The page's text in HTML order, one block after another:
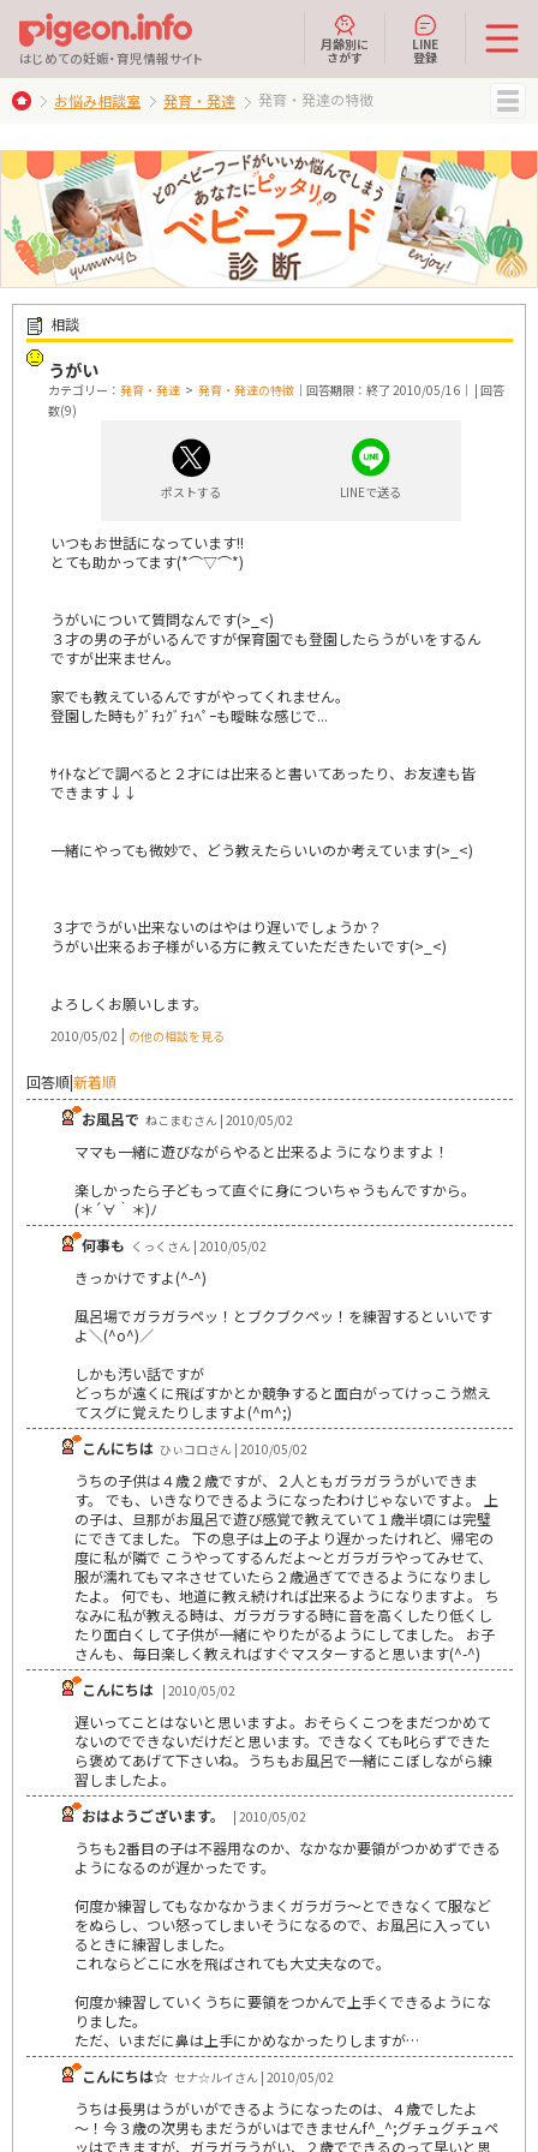
はじめての妊娠・育児情報サイト
月齢別に
さがす
LINE
登録
お悩み相談室 発育・発達 発育・発達の特徴
相談
うがい
カテゴリー： 発育・発達 > 発育・発達の特徴 ｜回答期限：終了 2010/05/16｜ | 回答
数(9)
ポストする LINEで送る
いつもお世話になっています!!
とても助かってます(*⌒▽⌒*)
うがいについて質問なんです(>_<)
３才の男の子がいるんですが保育園でも登園したらうがいをするん
ですが出来ません。
家でも教えているんですがやってくれません。
登園した時もｸﾞﾁｭｸﾞﾁｭﾍﾟｰも曖昧な感じで...
ｻｲﾄなどで調べると２才には出来ると書いてあったり、お友達も皆
できます↓↓
一緒にやっても微妙で、どう教えたらいいのか考えています(>_<)
３才でうがい出来ないのはやはり遅いでしょうか？
うがい出来るお子様がいる方に教えていただきたいです(>_<)
よろしくお願いします。
2010/05/02 | の他の相談を見る
回答順|新着順
お風呂で ねこまむさん | 2010/05/02
ママも一緒に遊びながらやると出来るようになりますよ！
楽しかったら子どもって直ぐに身についちゃうもんですから。
(＊´∀｀＊)ﾉ
何事も くっくさん | 2010/05/02
きっかけですよ(^-^)
風呂場でガラガラペッ！とブクブクペッ！を練習するといいです
よ＼(^o^)／
しかも汚い話ですが
どっちが遠くに飛ばすかとか競争すると面白がってけっこう燃え
てスグに覚えたりしますよ(^m^;)
こんにちは ひぃコロさん | 2010/05/02
うちの子供は４歳２歳ですが、２人ともガラガラうがいできま
す。 でも、いきなりできるようになったわけじゃないですよ。 上
の子は、旦那がお風呂で遊び感覚で教えていて１歳半頃には完璧
にできてました。 下の息子は上の子より遅かったけれど、帰宅の
度に私が隣で こうやってするんだよ～とガラガラやってみせて、
服が濡れてもマネさせていたら２歳過ぎてできるようになりまし
たよ。 何でも、地道に教え続ければ出来るようになりますよ。 ち
なみに私が教える時は、ガラガラする時に音を高くしたり低くし
たり面白くして子供が一緒にやりたがるようにしてました。 お子
さんも、毎日楽しく教えればすぐマスターすると思います(^-^)
こんにちは | 2010/05/02
遅いってことはないと思いますよ。おそらくこつをまだつかめて
ないのでできないだけだと思います。できなくても叱らずできた
ら褒めてあげて下さいね。うちもお風呂で一緒にこぼしながら練
習しましたよ。
おはようございます。
| 2010/05/02
うちも2番目の子は不器用なのか、なかなか要領がつかめずできる
ようになるのが遅かったです。
何度か練習してもなかなかうまくガラガラ～とできなくて服など
をぬらし、つい怒ってしまいそうになるので、お風呂に入ってい
るときに練習しました。
これならどこに水を飛ばされても大丈夫なので。
何度か練習していくうちに要領をつかんで上手くできるようにな
りました。
ただ、いまだに鼻は上手にかめなかったりしますが…
こんにちは☆ セナ☆ルイさん | 2010/05/02
うちは長男はうがいができるようになったのは、４歳でしたよ
～！今３歳の次男もまだうがいはできませんf^_^;グチュグチュペ
ッはできますが、ガラガラうがい、２歳でできるのって早いと思